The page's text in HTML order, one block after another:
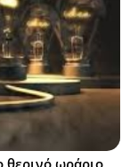
θερινό ωράριο